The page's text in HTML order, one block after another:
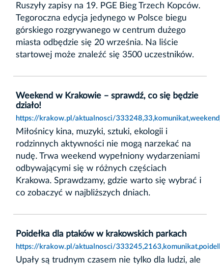
Ruszyły zapisy na 19. PGE Bieg Trzech Kopców.
Tegoroczna edycja jedynego w Polsce biegu
górskiego rozgrywanego w centrum dużego
miasta odbędzie się 20 września. Na liście
startowej może znaleźć się 3500 uczestników.
Weekend w Krakowie – sprawdź, co się będzie
działo!
https://krakow.pl/aktualnosci/
Miłośnicy kina, muzyki, sztuki, ekologii i
rodzinnych aktywności nie mogą narzekać na
nudę. Trwa weekend wypełniony wydarzeniami
odbywającymi się w różnych częściach
Krakowa. Sprawdzamy, gdzie warto się wybrać i
co zobaczyć w najbliższych dniach.
Poidełka dla ptaków w krakowskich parkach
https://krakow.pl/aktualnosci/
Upały są trudnym czasem nie tylko dla ludzi, ale